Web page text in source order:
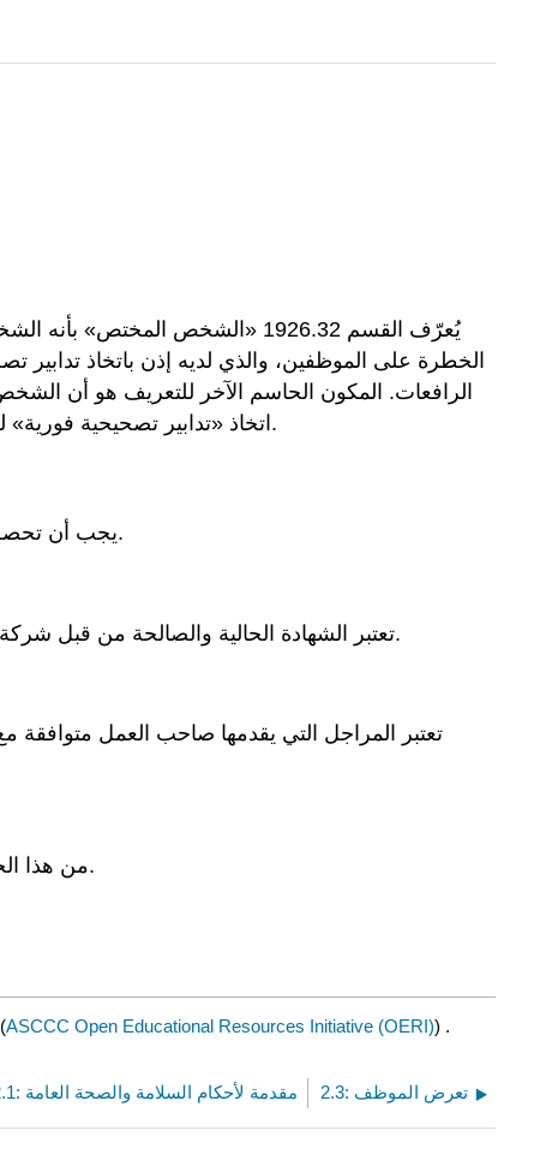
يُعرّف القسم 1926.32 «الشخص
الخطرة على الموظفين، والذي لديه إذن باتخاذ
اتخاذ «تدابير تصحيحية فورية» للقضاء على أي مخاطر. إذا كان الشخص لديه المعرفة، ولكن ليس السلطة للتصحيح، فلا يمكن أن يكون الشخص المختص.
يجب أن تحصل بعض المرافق أو المعدات الحيوية المصممة وفقًا لمعايير التصميم الهندسي والتصنيع على شهادات تضمن سلامة العمال.
تعتبر الشهادة الحالية والصالحة من قبل شركة التأمين أو السلطة التنظيمية دليلاً مقبولاً على التركيب الآمن والتفتيش والاختبار لأوعية الضغط المقدمة من صاحب العمل.
تعتبر المراجل التي يقدمها صاحب العمل متوافقة
ترد اللوائح التي تحدد المتطلبات المحددة لأنواع أخرى من أوعية الضغط والمعدات المماثلة في الأجزاء الفرعية F و O من هذا الجزء.
(ASCCC Open Educational Resources Initiative (OERI)) .
2.1: مقدمة لأحكام السلامة والصحة العامة 2.3: تعرض الموظف